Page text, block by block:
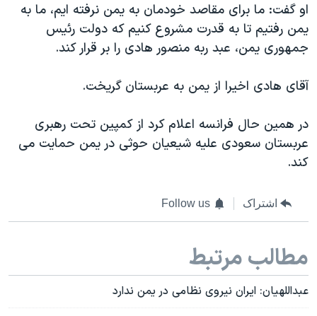
همایش محافظه‌کاران آمریکا «سی‌پک»
صفحه‌های ویژه
او گفت: ما برای مقاصد خودمان به یمن نرفته ایم، ما به
یمن رفتیم تا به قدرت مشروع کنیم که دولت رئیس
جمهوری یمن، عبد ربه منصور هادی را بر قرار کند.
آقای هادی اخیرا از یمن به عربستان گریخت.
در همین حال فرانسه اعلام کرد از کمپین تحت رهبری
عربستان سعودی علیه شیعیان حوثی در یمن حمایت می
کند.
اشتراک Follow us
مطالب مرتبط
عبداللهیان: ایران نیروی نظامی در یمن ندارد